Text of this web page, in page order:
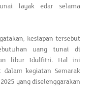
layak edar selama
kesiapan tersebut
uang tunai di
libur Idulfitri. Hal ini
dalam kegiatan Semarak
yang diselenggarakan